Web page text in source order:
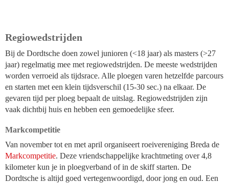
Regiowedstrijden
Bij de Dordtsche doen zowel junioren (<18 jaar) als masters (>27
jaar) regelmatig mee met regiowedstrijden. De meeste wedstrijden
worden verroeid als tijdsrace. Alle ploegen varen hetzelfde parcours
en starten met een klein tijdsverschil (15-30 sec.) na elkaar. De
gevaren tijd per ploeg bepaalt de uitslag. Regiowedstrijden zijn
vaak dichtbij huis en hebben een gemoedelijke sfeer.
Markcompetitie
Van november tot en met april organiseert roeivereniging Breda de
Markcompetitie. Deze vriendschappelijke krachtmeting over 4,8
kilometer kun je in ploegverband of in de skiff starten. De
Dordtsche is altijd goed vertegenwoordigd, door jong en oud. Een